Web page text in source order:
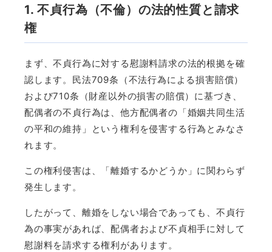
1. 不貞行為（不倫）の法的性質と請求
権
まず、不貞行為に対する慰謝料請求の法的根拠を確
認します。民法709条（不法行為による損害賠償）
および710条（財産以外の損害の賠償）に基づき、
配偶者の不貞行為は、他方配偶者の「婚姻共同生活
の平和の維持」という権利を侵害する行為とみなさ
れます。
この権利侵害は、「離婚するかどうか」に関わらず
発生します。
したがって、離婚をしない場合であっても、不貞行
為の事実があれば、配偶者および不貞相手に対して
慰謝料を請求する権利があります。